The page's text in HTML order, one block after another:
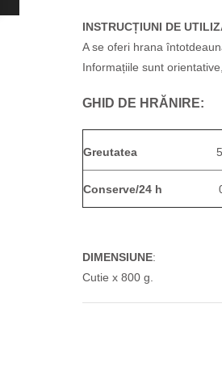
INSTRUCȚIUNI DE
A se oferi hrana
Informațiile sunt
GHID DE HRĂNIRE:
Greutatea
Conserve/24 h
DIMENSIUNE:
Cutie x 800 g.